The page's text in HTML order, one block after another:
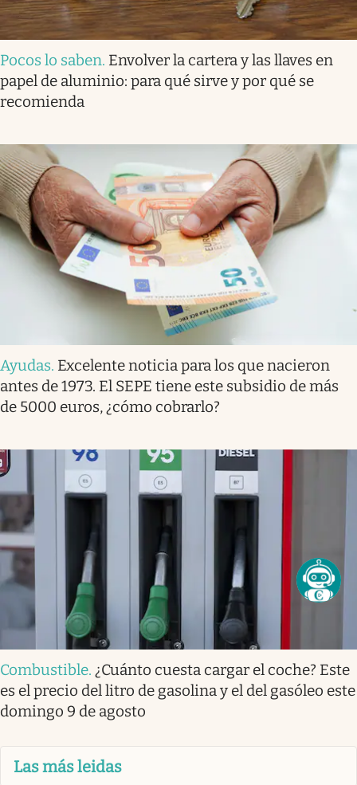
Pocos lo saben. Envolver la cartera y las llaves en
papel de aluminio: para qué sirve y por qué se
recomienda
Ayudas. Excelente noticia para los que nacieron
antes de 1973. El SEPE tiene este subsidio de más
de 5000 euros, ¿cómo cobrarlo?
Combustible. ¿Cuánto cuesta cargar el coche? Este
es el precio del litro de gasolina y el del gasóleo este
domingo 9 de agosto
Las más leidas